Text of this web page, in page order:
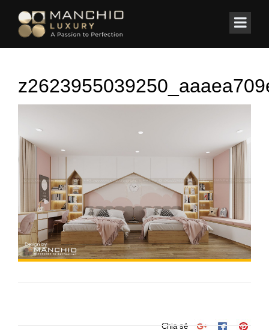
Home/Nhà phố/Nhà Phố Ninh Hiệp-Gia Lâm-Hà Nội
Chia sẻ